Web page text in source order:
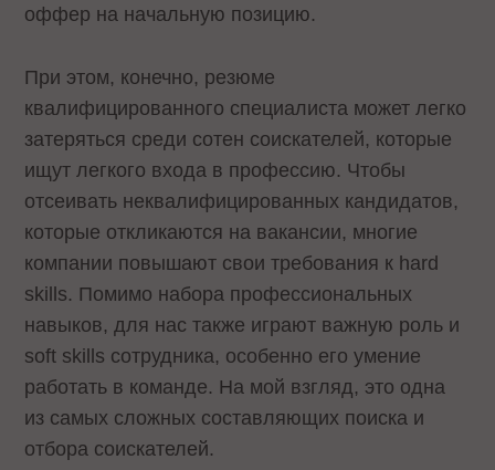
оффер на начальную позицию.
При этом, конечно, резюме
квалифицированного специалиста может легко
затеряться среди сотен соискателей, которые
ищут легкого входа в профессию. Чтобы
отсеивать неквалифицированных кандидатов,
которые откликаются на вакансии, многие
компании повышают свои требования к hard
skills. Помимо набора профессиональных
навыков, для нас также играют важную роль и
soft skills сотрудника, особенно его умение
работать в команде. На мой взгляд, это одна
из самых сложных составляющих поиска и
отбора соискателей.